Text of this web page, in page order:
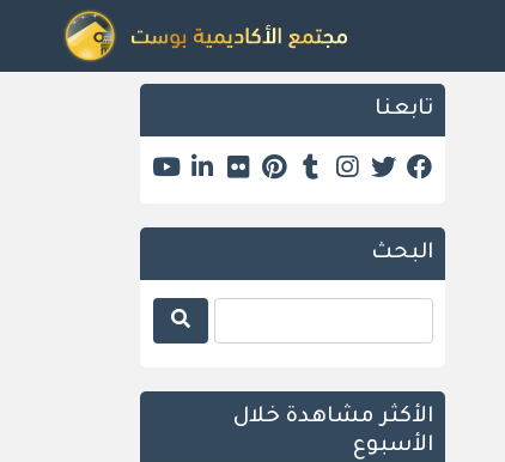
تابعنا
البحث
الأكثر مشاهدة خلال
الأسبوع